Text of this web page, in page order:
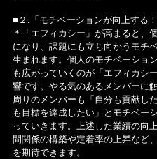
■２.「モチベーションが向上する！
＊「エフィカシー」が高まると、
になり、課題にも立ち向かうモチ
生まれます。個人のモチベーショ
も広がっていくのが「エフィカシ
響です。やる気のあるメンバーに触
周りのメンバーも「自分も貢献し
も目標を達成したい」とモチベー
っていきます。上述した業績の向
間関係の構築や定着率の上昇など
を期待できます。